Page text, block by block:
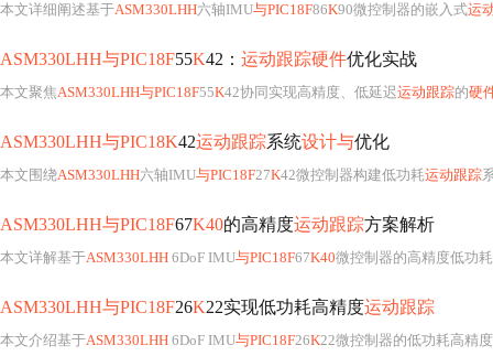
本文详细阐述基于ASM330LHH六轴IMU与PIC18F86K90微控制器的嵌入式运
ASM330LHH与PIC18F55K42： 运动跟踪硬件优化实战
本文聚焦ASM330LHH与PIC18F55K42协同实现高精度、低延迟运动跟踪的硬
ASM330LHH与PIC18K42运动跟踪系统设计与优化
本文围绕ASM330LHH六轴IMU与PIC18F27K42微控制器构建低功耗运动跟踪
ASM330LHH与PIC18F67K40的高精度运动跟踪方案解析
本文详解基于ASM330LHH 6DoF IMU与PIC18F67K40微控制器的高精度低功耗
ASM330LHH与PIC18F26K22实现低功耗高精度运动跟踪
本文介绍基于ASM330LHH 6DoF IMU与PIC18F26K22微控制器的低功耗高精度